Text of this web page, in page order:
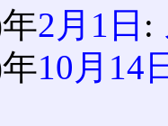
2月1日 :
10月14